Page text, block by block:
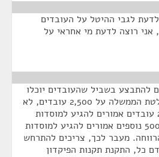
לגבי ההיטל על העובדים
אני רוצה לדעת מי אחראי על
להתבצע בשביל שהעובדים יוכלו
להגיע בפועל. דובר בהחלטת הממשלה על 2,500 עובדים, לא
על 2,000 עובדים. 2,000 עובדים אמורים להגיע למוסדות
בפיקוח משרד הבריאות, 500 נוספים אמורים להגיע למוסדות
מעבר לכך, צריכים להתרחש
כל, התקנת תקנות הפיקדון